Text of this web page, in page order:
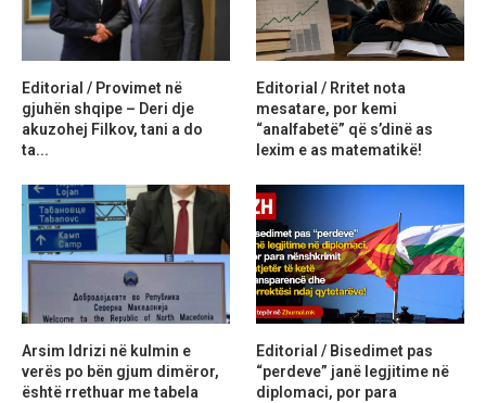
Editorial / Provimet në
gjuhën shqipe – Deri dje
akuzohej Filkov, tani a do
ta...
Editorial / Rritet nota
mesatare, por kemi
“analfabetë” që s’dinë as
lexim e as matematikë!
Arsim Idrizi në kulmin e
verës po bën gjum dimëror,
është rrethuar me tabela
Editorial / Bisedimet pas
“perdeve” janë legjitime në
diplomaci, por para